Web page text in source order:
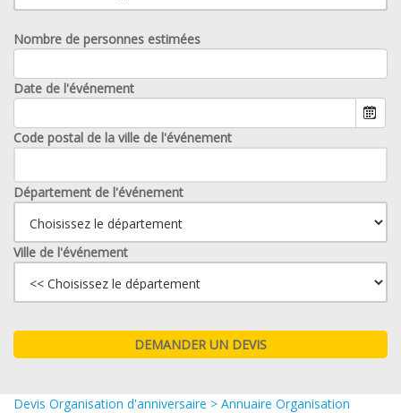
Nombre de personnes estimées
Date de l'événement
Code postal de la ville de l'événement
Département de l'événement
Ville de l'événement
Devis Organisation d'anniversaire > Annuaire Organisation